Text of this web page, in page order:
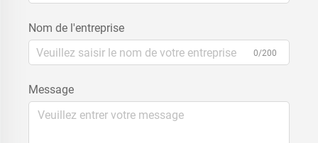
Nom de l'entreprise
0/200
Message